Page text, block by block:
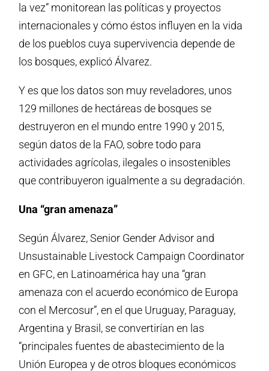
la vez” monitorean las políticas y proyectos
internacionales y cómo éstos influyen en la vida
de los pueblos cuya supervivencia depende de
los bosques, explicó Álvarez.
Y es que los datos son muy reveladores, unos
129 millones de hectáreas de bosques se
destruyeron en el mundo entre 1990 y 2015,
según datos de la FAO, sobre todo para
actividades agrícolas, ilegales o insostenibles
que contribuyeron igualmente a su degradación.
Una “gran amenaza”
Según Álvarez, Senior Gender Advisor and
Unsustainable Livestock Campaign Coordinator
en GFC, en Latinoamérica hay una “gran
amenaza con el acuerdo económico de Europa
con el Mercosur”, en el que Uruguay, Paraguay,
Argentina y Brasil, se convertirían en las
“principales fuentes de abastecimiento de la
Unión Europea y de otros bloques económicos